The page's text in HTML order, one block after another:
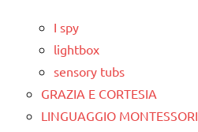
I spy
lightbox
sensory tubs
GRAZIA E CORTESIA
LINGUAGGIO MONTESSORI